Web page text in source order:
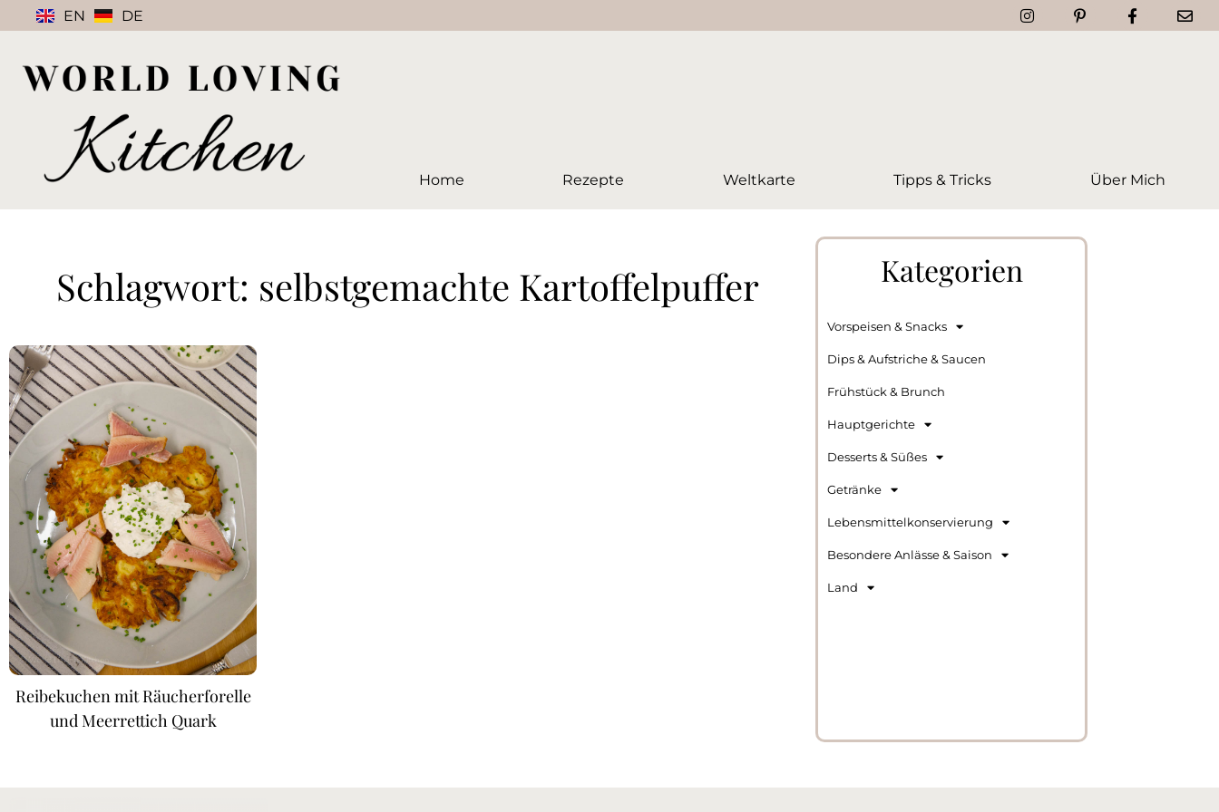
EN DE
Home Rezepte Weltkarte Tipps & Tricks Über Mich
Schlagwort: selbstgemachte Kartoffelpuffer
Reibekuchen mit Räucherforelle
und Meerrettich Quark
Kategorien
Vorspeisen & Snacks
Dips & Aufstriche & Saucen
Frühstück & Brunch
Hauptgerichte
Desserts & Süßes
Getränke
Lebensmittelkonservierung
Besondere Anlässe & Saison
Land